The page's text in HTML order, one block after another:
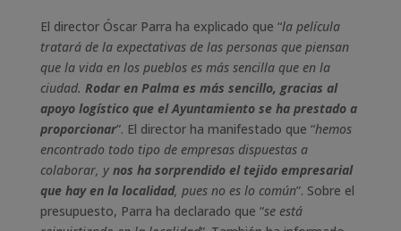
El director Óscar Parra ha explicado que “la película
tratará de la expectativas de las personas que piensan
que la vida en los pueblos es más sencilla que en la
ciudad. Rodar en Palma es más sencillo, gracias al
apoyo logístico que el Ayuntamiento se ha prestado a
proporcionar”. El director ha manifestado que “hemos
encontrado todo tipo de empresas dispuestas a
colaborar, y nos ha sorprendido el tejido empresarial
que hay en la localidad, pues no es lo común”. Sobre el
presupuesto, Parra ha declarado que “se está